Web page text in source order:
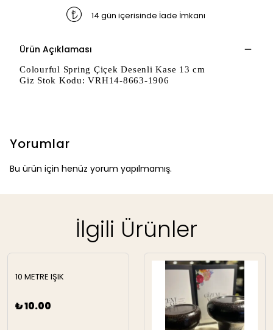
14 gün içerisinde İade İmkanı
Ürün Açıklaması
Colourful Spring Çiçek Desenli Kase 13 cm
Giz Stok Kodu: VRH14-8663-1906
Yorumlar
Bu ürün için henüz yorum yapılmamış.
İlgili Ürünler
10 METRE IŞIK
₺ 10.00